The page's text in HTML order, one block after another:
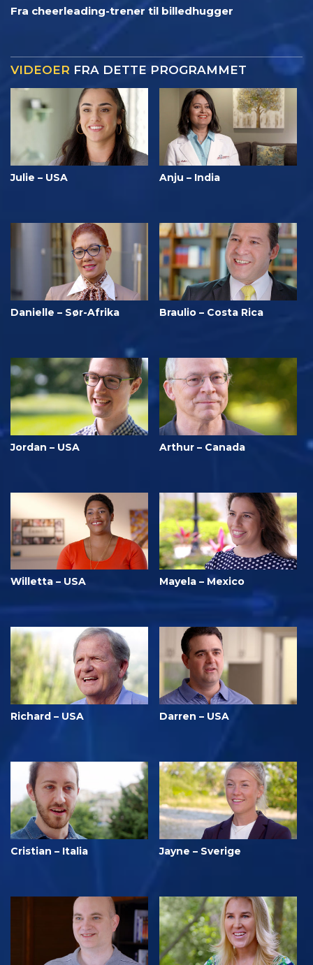
Fra cheerleading-trener til billedhugger
VIDEOER FRA DETTE PROGRAMMET
Julie – USA Anju – India
Danielle – Sør-Afrika Braulio – Costa Rica
Jordan – USA Arthur – Canada
Willetta – USA Mayela – Mexico
Richard – USA Darren – USA
Cristian – Italia Jayne – Sverige